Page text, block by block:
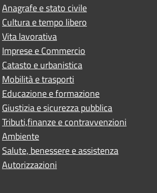
Anagrafe e stato civile
Cultura e tempo libero
Vita lavorativa
Imprese e Commercio
Catasto e urbanistica
Mobilità e trasporti
Educazione e formazione
Giustizia e sicurezza pubblica
Tributi,finanze e contravvenzioni
Ambiente
Salute, benessere e assistenza
Autorizzazioni